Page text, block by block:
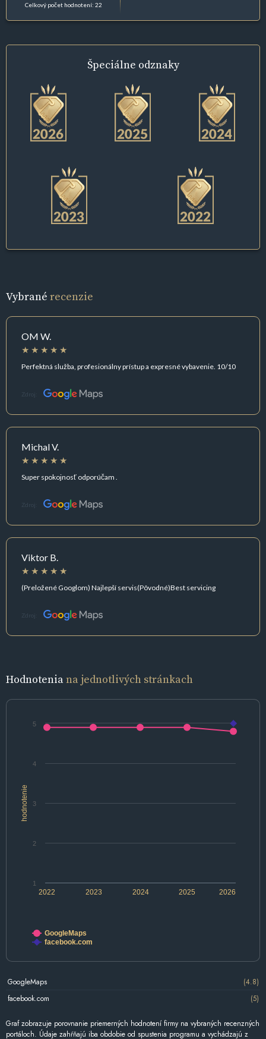
Celkový počet hodnotení: 22
Špeciálne odznaky
Vybrané recenzie
OM W.
Perfektná služba, profesionálny prístup a expresné vybavenie. 10/10
Zdroj:
Michal V.
Super spokojnosť odporúčam .
Zdroj:
Viktor B.
(Preložené Googlom) Najlepší servis(Pôvodné)Best servicing
Zdroj:
Hodnoteniana jednotlivých stránkach
hodnotenie
2022 2024 2026
2023 2025
1
2
3
4
5
GoogleMaps
facebook.com
GoogleMaps
(4.8)
facebook.com
(5)
Graf zobrazuje porovnanie priemerných hodnotení firmy na vybraných recenzných
portáloch. Údaje zahŕňajú iba obdobie od spustenia programu a vychádzajú z